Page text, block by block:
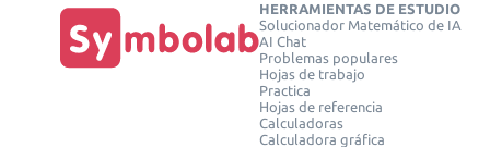
HERRAMIENTAS DE ESTUDIO
Solucionador Matemático de IA
AI Chat
Problemas populares
Hojas de trabajo
Practica
Hojas de referencia
Calculadoras
Calculadora gráfica